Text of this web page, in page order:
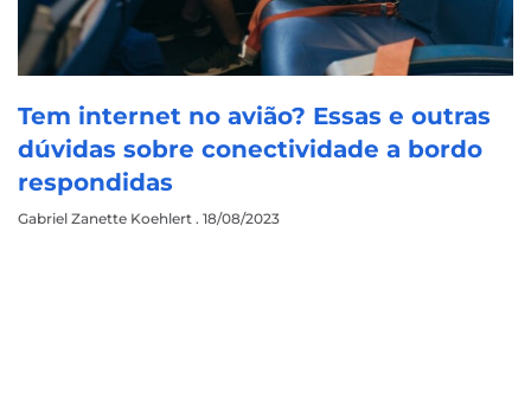
Tem internet no avião? Essas e outras
dúvidas sobre conectividade a bordo
respondidas
Gabriel Zanette Koehlert 18/08/2023